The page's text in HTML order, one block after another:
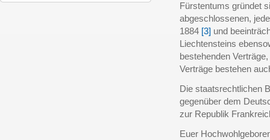
Fürstentums gründet
abgeschlossenen,
1884 [3] und
Liechtensteins
bestehenden
Verträge bestehen
Die staatsrechtlichen
gegenüber dem
zur Republik
Euer